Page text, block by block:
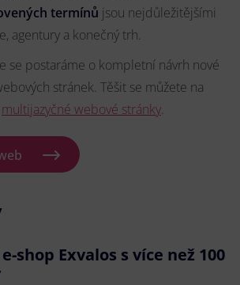
termínů jsou nejdůležitějšími
agentury a konečný trh.
se postaráme o kompletní návrh nové
stránek. Těšit se můžete na
multijazyčné webové stránky.
shop Exvalos s více než 100